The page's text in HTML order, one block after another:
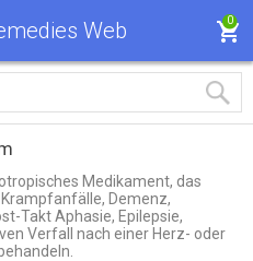
Web 0
Medikament, das
Demenz,
Takt Aphasie, Epilepsie,
Verfall nach einer Herz- oder